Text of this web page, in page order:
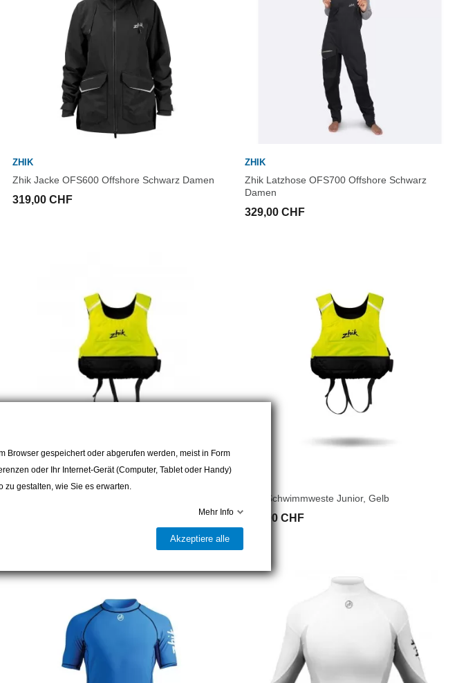
ZHIK
Zhik Jacke OFS600 Offshore Schwarz Damen
319,00 CHF
ZHIK
Zhik Latzhose OFS700 Offshore Schwarz
Damen
329,00 CHF
ZHIK
Zhik Schwimmweste Junior, Gelb
119,00 CHF
Browser gespeichert oder abgerufen werden, meist in Form
oder Ihr Internet-Gerät (Computer, Tablet oder Handy)
gestalten, wie Sie es erwarten.
Mehr Info
Akzeptiere alle